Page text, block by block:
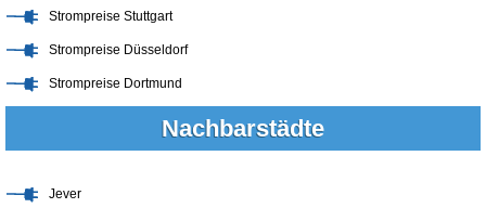
Strompreise Stuttgart
Strompreise Düsseldorf
Strompreise Dortmund
Nachbarstädte
Jever